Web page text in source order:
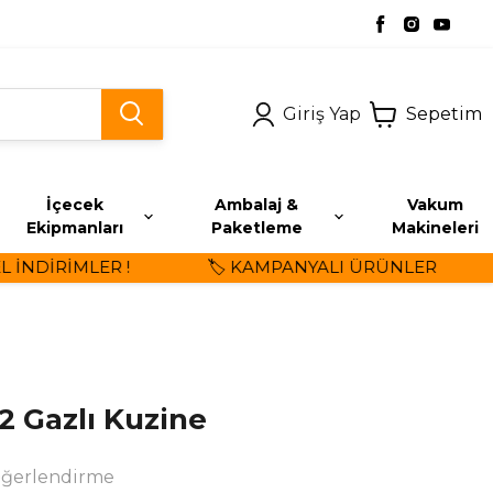
Giriş Yap Sepetim
İçecek
Ekipmanları
Ambalaj &
Paketleme
Vakum
Makineleri
! 🏷️ KAMPANYALI ÜRÜNLER
Gazlı Kuzine